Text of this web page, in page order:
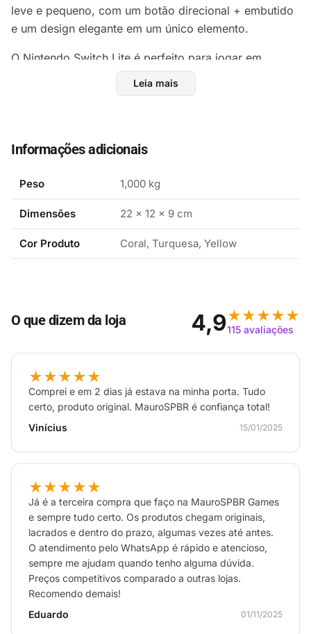
leve e pequeno, com um botão direcional + embutido
e um design elegante em um único elemento.
O Nintendo Switch Lite é perfeito para jogar em
qualquer lugar e é compatível com jogos populares
como Super Mario Odyssey, Mario Kart 8 Deluxe,
Se você está em busca um console só seu, o Nintendo
Switch Lite está pronto para lhe acompanhar aonde
você for. Com capacidade do HD de 32GB e controle
integrado em 3 cores (Coral, Turquesa e Yellow), esse
console que é um lançamento certamente fará parte
de grandes momentos de diversão.
Capacidade HD: 32Gb
pelo sistema. Os usuários podem expandir
facilmente o espaço de armazenamento usando
cartões microSDHC ou microSDXC de até 2 TB
(vendidos separadamente).
Quantidade de controles: Integrado
Tipo de controle: Os controladores são integrados
ao sistema para jogos portáteis, e o lado esquerdo
exibe um teclado de controle +.
Tipo: Portátil
Sensor de movimento: Acelerômetro, Giroscópio
Serviços Inclusos: Nintendo Switch Online
Imagem: Tela de toque capacitiva – LCD de 5,5
polegadas – Resolução de 1280×720
Leia mais
Informações adicionais
Peso 1,000 kg
Dimensões 22 × 12 × 9 cm
Cor Produto Coral, Turquesa, Yellow
O que dizem da loja 4,9★★★★★
115 avaliações
★★★★★
Comprei e em 2 dias já estava na minha porta. Tudo
certo, produto original. MauroSPBR é confiança total!
Vinícius
15/01/2025
★★★★★
Já é a terceira compra que faço na MauroSPBR Games
e sempre tudo certo. Os produtos chegam originais,
lacrados e dentro do prazo, algumas vezes até antes.
O atendimento pelo WhatsApp é rápido e atencioso,
sempre me ajudam quando tenho alguma dúvida.
Preços competitivos comparado a outras lojas.
Recomendo demais!
Eduardo
01/11/2025